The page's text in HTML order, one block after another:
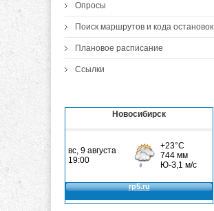
Опросы
Поиск маршрутов и кода остановок
Плановое расписание
Ссылки
Новосибирск